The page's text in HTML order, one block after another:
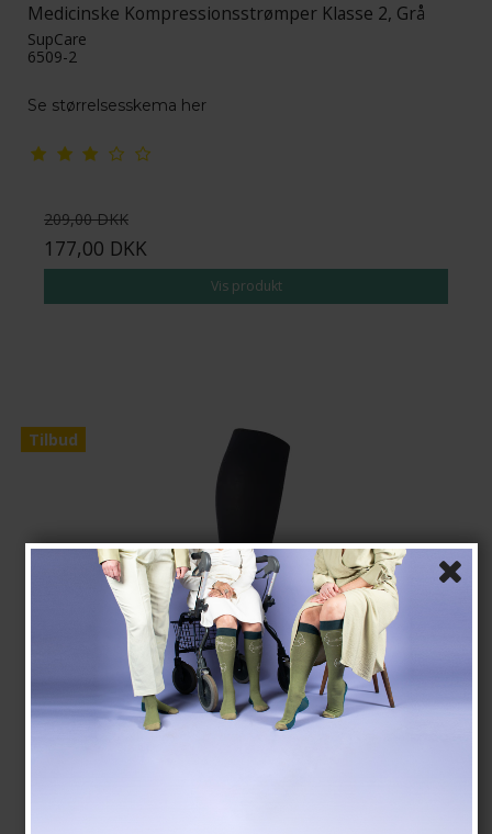
Medicinske Kompressionsstrømper Klasse 2, Grå
SupCare
6509-2
Se størrelsesskema her
209,00 DKK
177,00 DKK
Vis produkt
Tilbud